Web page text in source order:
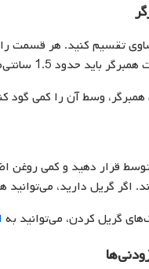
را به 4 قسمت مساوی تقسیم
1.5 سانتی‌متر باشد.
وسط آن را کمی گود
اگر گریل دارید،
گریل کردن، می‌توانید به